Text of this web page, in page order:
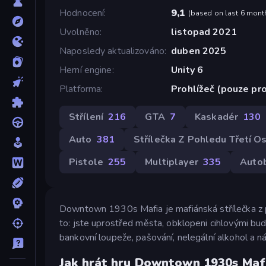
Hodnocení
9,1 (based on last 6
Uvolněno
listopad 2021
Naposledy aktualizováno duben 2025
Herní engine
Unity 6
Platforma
Prohlížeč (pouze
Střílení 216 GTA 7 Kaskadér 130
Auto 381
Střílečka Z Pohledu Třetí
Pistole 255 Multiplayer 335
Downtown 1930s Mafia je mafiánská střílečka
to: jste uprostřed města, obklopeni cihlovými
bankovní loupeže, pašování, nelegální alkohol a
Jak hrát hru Downtown 1930s